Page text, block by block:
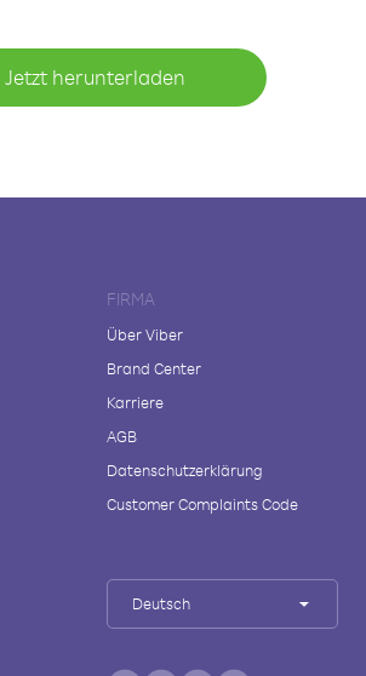
Jetzt herunterladen
FIRMA
Über Viber
Brand Center
Karriere
AGB
Datenschutzerklärung
Customer Complaints Code
Deutsch